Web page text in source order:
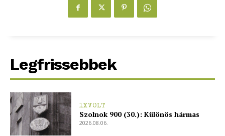
Legfrissebbek
1XVOLT
Szolnok 900 (30.): Különös hármas
2026.08.06.